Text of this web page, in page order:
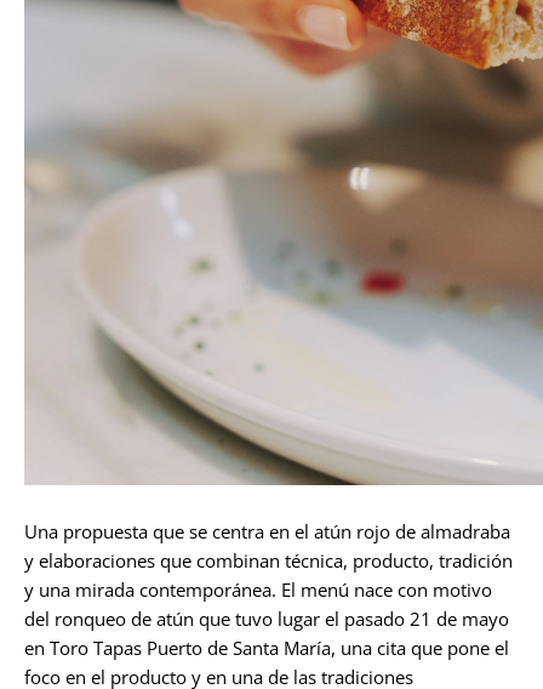
Una propuesta que se centra en el atún rojo de almadraba
y elaboraciones que combinan técnica, producto, tradición
y una mirada contemporánea. El menú nace con motivo
del ronqueo de atún que tuvo lugar el pasado 21 de mayo
en Toro Tapas Puerto de Santa María, una cita que pone el
foco en el producto y en una de las tradiciones